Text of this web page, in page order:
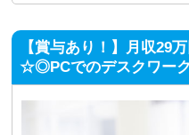
【賞与あり！】月収29
☆◎PCでのデスクワーク